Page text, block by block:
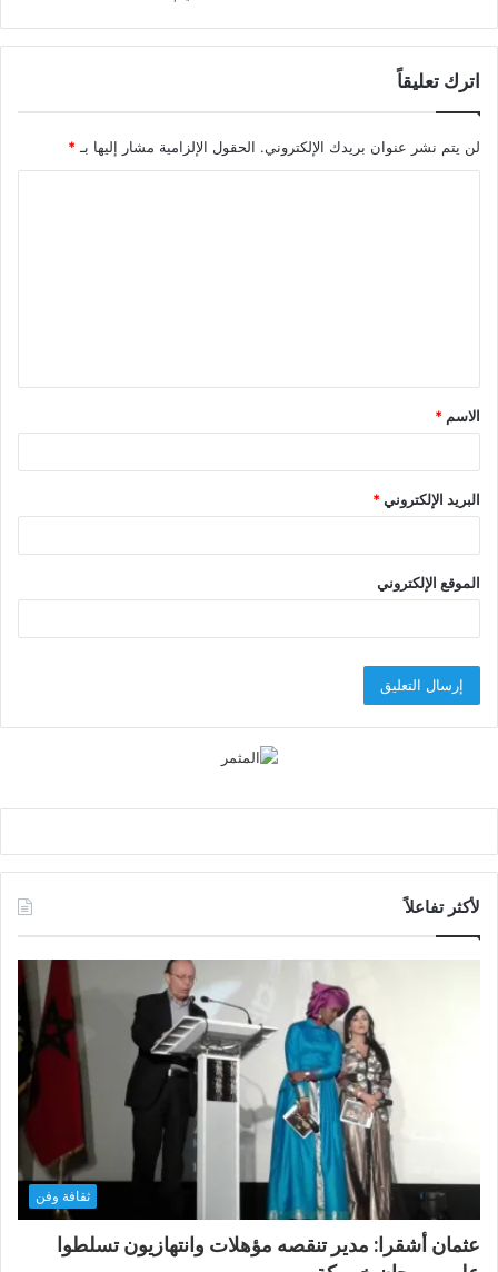
اترك تعليقاً
لن يتم نشر عنوان بريدك الإلكتروني. الحقول الإلزامية مشار إليها بـ *
ق
*
الاسم *
البريد الإلكتروني*
الموقع الإلكتروني
لأكثر تفاعلاً
ثقافة وفن
عثمان أشقرا: مدير تنقصه مؤهلات وانتهازيون تسلطوا